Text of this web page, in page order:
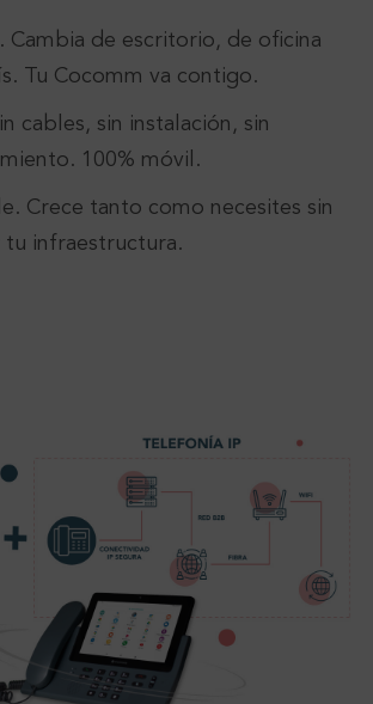
Cambia de escritorio, de oficina
Tu Cocomm va contigo.
cables, sin instalación, sin
100% móvil.
Crece tanto como necesites sin
tu infraestructura.